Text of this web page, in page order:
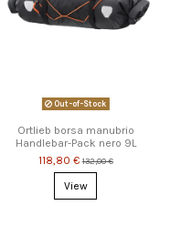
Out-of-Stock
Ortlieb borsa manubrio
Handlebar-Pack nero 9L
118,80 € 132,00 €
View